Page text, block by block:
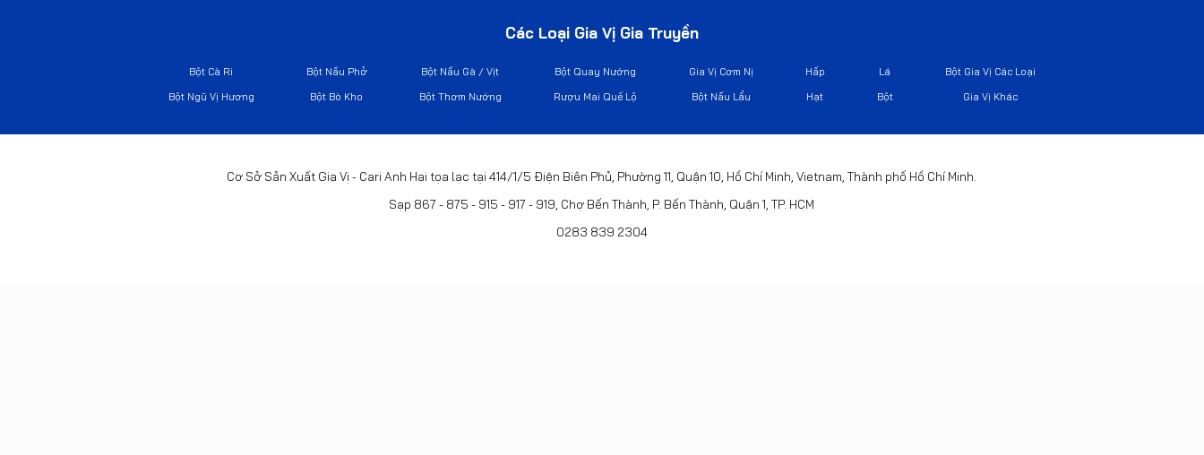
Các Loại Gia Vị Gia Truyền
Bột Cà Ri Bột Nấu Phở Bột Nấu Gà / Vịt Bột Quay Nướng Gia Vị Cơm Nị Hấp Lá
Bột Gia Vị Các Loại
Bột Ngũ Vị Hương
Bột Bò Kho Bột Thơm Nướng Rượu Mai Quế Lộ Bột Nấu Lẩu Hạt Bột Gia Vị Khác
Cơ Sở Sản Xuất Gia Vị - Cari Anh Hai tọa lạc tại 414/1/5 Điện Biên Phủ, Phường 11, Quận 10, Hồ Chí Minh, Vietnam, Thành phố Hồ Chí Minh.
Sạp 867 - 875 - 915 - 917 - 919, Chợ Bến Thành, P. Bến Thành, Quận 1, TP. HCM
0283 839 2304